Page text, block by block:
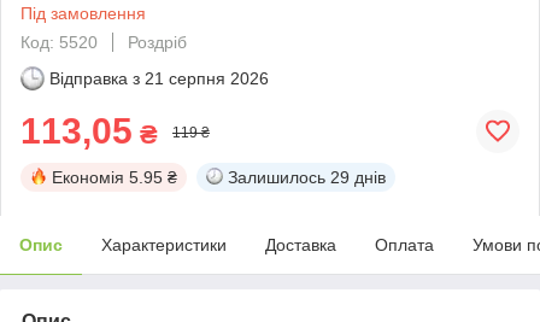
Під замовлення
Код: 5520
Роздріб
Відправка з 21 серпня 2026
113,05 ₴ 119 ₴
Економія 5.95 ₴ Залишилось 29 днів
Опис Характеристики Доставка Оплата Умови